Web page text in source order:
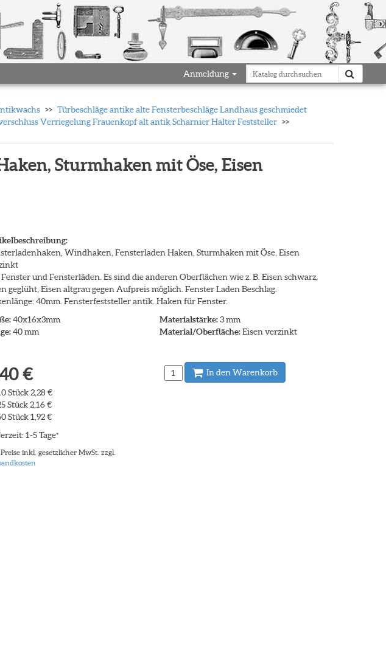
Anmeldung
Türbeschläge antike alte Fensterbeschläge Landhaus geschmiedet
Verriegelung Frauenkopf alt antik Scharnier Halter Feststeller
Sturmhaken mit Öse, Eisen
Windhaken, Fensterladen Haken, Sturmhaken mit Öse, Eisen
und Fensterläden. Es sind die anderen Oberflächen wie z. B. Eisen schwarz,
geglüht, Eisen altgrau gegen Aufpreis möglich. Fenster Laden Beschlag.
40mm. Fensterfeststeller antik. Haken für Fenster.
40x16x3mm
40 mm
Materialstärke:3 mm
Material/Oberfläche:Eisen verzinkt
€
Stück 2,28 €
Stück 2,16 €
Stück 1,92 €
1-5 Tage*
inkl. gesetzlicher MwSt. zzgl.
In den Warenkorb